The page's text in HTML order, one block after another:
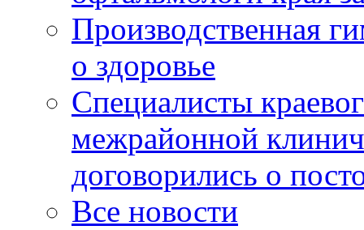
Производственная
о здоровье
Специалисты
межрайонной
договорились о
Все новости